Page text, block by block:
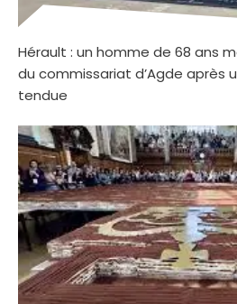
Hérault : un homme de 68 ans
du commissariat d’Agde après
tendue